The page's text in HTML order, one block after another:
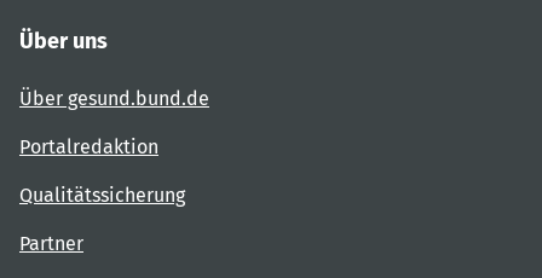
Über uns
Über gesund.bund.de
Portalredaktion
Qualitätssicherung
Partner